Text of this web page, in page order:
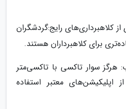
کلاهبرداری‌های رایج:گردشگران
برای کلاهبرداران هستند.
هرگز سوار تاکسی با تاکسی‌متر
اپلیکیشن‌های معتبر استفاده